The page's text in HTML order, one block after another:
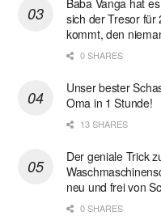
Baba Vanga hat
sich der Tresor für
kommt, den
0 SHARES
Unser bester
Oma in 1 Stunde!
13 SHARES
Der geniale Trick
neu und frei von
0 SHARES